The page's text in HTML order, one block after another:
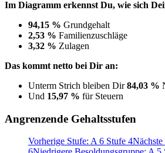
Im Diagramm erkennst Du, wie sich
94,15 % Grundgehalt
2,53 % Familienzuschläge
3,32 % Zulagen
Das kommt netto bei Dir an:
Unterm Strich bleiben Dir84,03 %
Und 15,97 % für Steuern
Angrenzende Gehaltsstufen
Vorherige Stufe: A 6 Stufe 4